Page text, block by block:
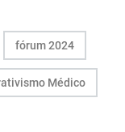
fórum 2024
Médico